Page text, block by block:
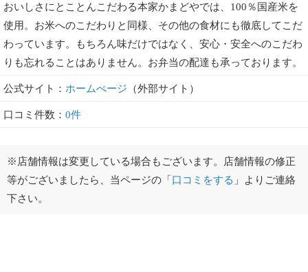
おいしさにとことんこだわる本家かまどやでは、100％国産米を
使用。お米へのこだわりと同様、その他の食材にも徹底してこだ
わっています。もちろん味だけではなく、安心・安全へのこだわ
りも忘れることはありません。お弁当の配達も承っております。
公式サイト： ホームぺージ （外部サイト）
口コミ件数： 0件
※店舗情報は変更している場合もございます。店舗情報の修正
等がございましたら、当ページの「口コミをする 」よりご連絡
下さい。